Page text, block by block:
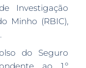
Investigação
Minho (RBIC),
do Seguro
ao 1.º